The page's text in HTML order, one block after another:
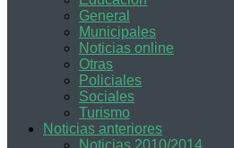
General
Municipales
Noticias online
Otras
Policiales
Sociales
Turismo
Noticias anteriores
Noticias 2010/2014